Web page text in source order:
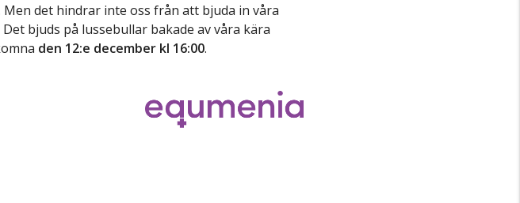
det hindrar inte oss från att bjuda in våra
bjuds på lussebullar bakade av våra kära
den 12:e december kl 16:00.